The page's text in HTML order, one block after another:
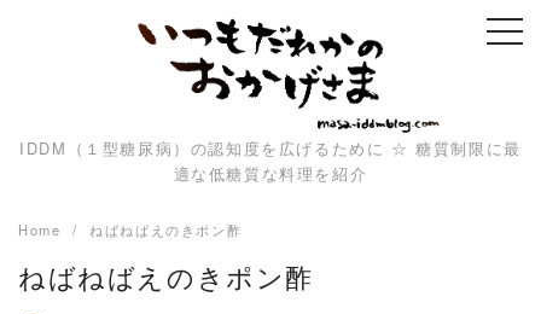
IDDM（１型糖尿病）の認知度を広げるために ☆ 糖質制限に最
適な低糖質な料理を紹介
Home ねばねばえのきポン酢
ねばねばえのきポン酢